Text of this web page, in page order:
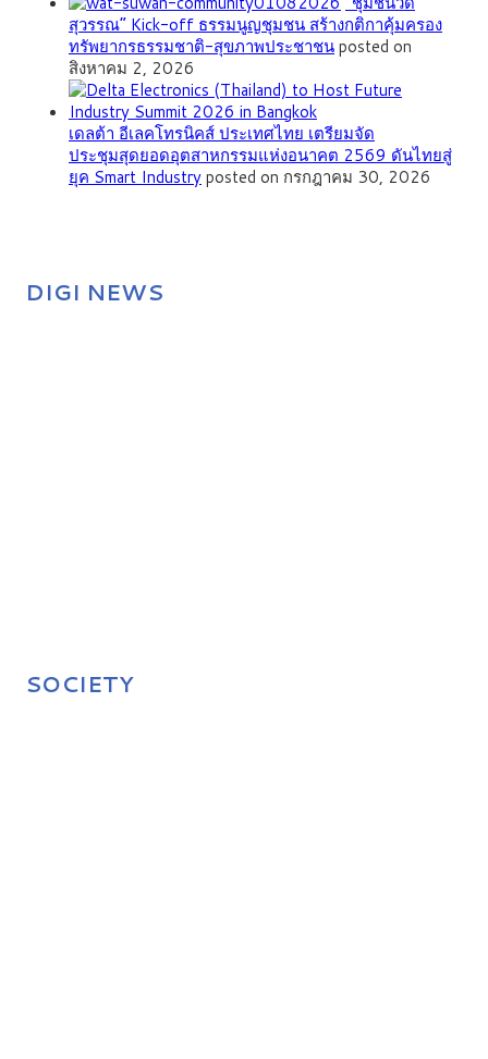
สุวรรณ” Kick-off ธรรมนูญชุมชน สร้างกติกาคุ้มครอง
ทรัพยากรธรรมชาติ-สุขภาพประชาชนposted on
สิงหาคม 2, 2026
เดลต้า อีเลคโทรนิคส์ ประเทศไทย เตรียมจัด
ประชุมสุดยอดอุตสาหกรรมแห่งอนาคต 2569 ดันไทยสู่
ยุค Smart Industryposted on กรกฎาคม 30, 2026
DIGI NEWS
SOCIETY